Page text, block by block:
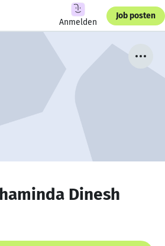
Anmelden
Job posten
Dinesh